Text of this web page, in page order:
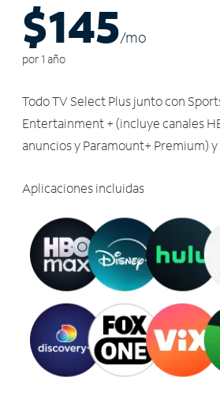
$145/mo
por 1 año
Todo TV Select Plus junto con
Entertainment + (incluye canales
anuncios y Paramount+ Premium) y
Aplicaciones incluidas